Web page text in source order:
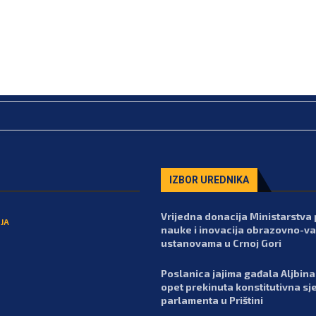
IZBOR UREDNIKA
Vrijedna donacija Ministarstva
nauke i inovacija obrazovno-
ustanovama u Crnoj Gori
Poslanica jajima gađala
opet prekinuta konstitutivna
parlamenta u Prištini